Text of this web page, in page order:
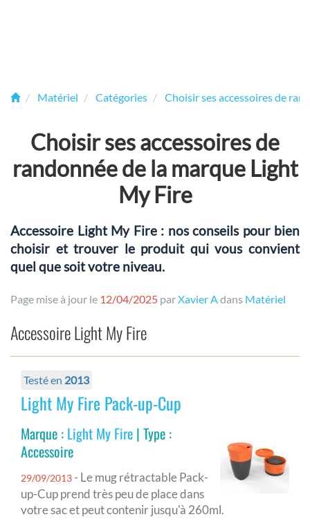
Matériel Catégories Choisir ses accessoires de
Choisir ses accessoires de
randonnée de la marque Light
My Fire
Accessoire Light My Fire : nos conseils pour bien
choisir et trouver le produit qui vous convient
quel que soit votre niveau.
Page mise à jour le 12/04/2025 parXavier Adans Matériel
Accessoire Light My Fire
Testé en 2013
Light My Fire Pack-up-Cup
Marque : Light My Fire | Type :
Accessoire
29/09/2013 - Le mug rétractable Pack-
up-Cup prend très peu de place dans
votre sac et peut contenir jusqu'à 260ml.